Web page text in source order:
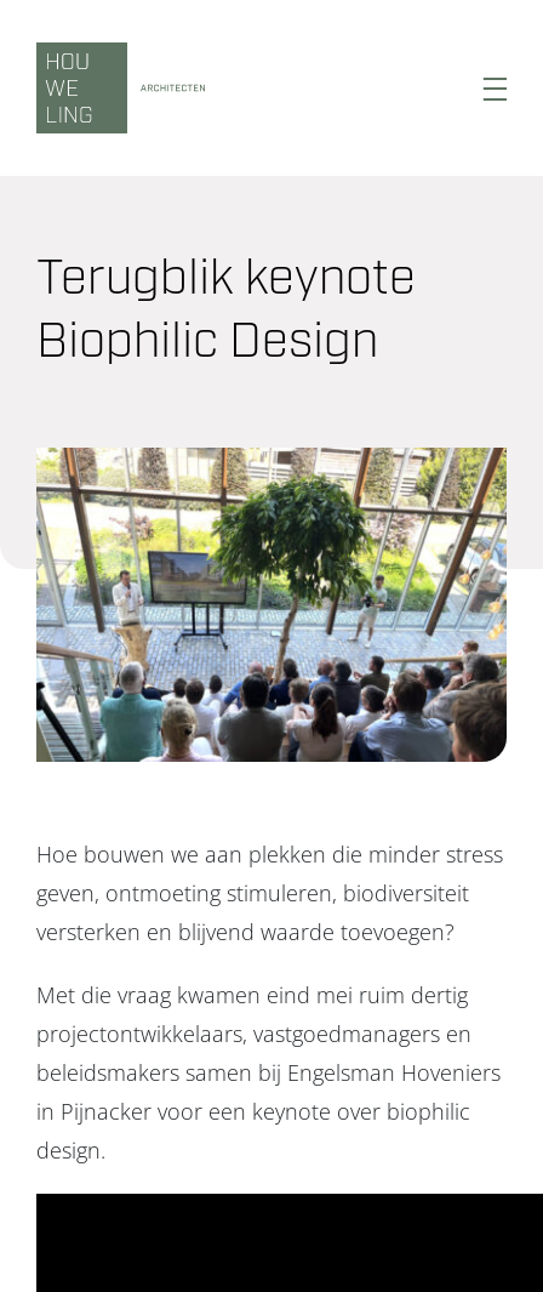
inhoud
Wonen
Werken
Duurzaamheid
Projecten
Over ons
Contact
Terugblik keynote
Biophilic Design
Hoe bouwen we aan plekken die minder stress
geven, ontmoeting stimuleren, biodiversiteit
versterken en blijvend waarde toevoegen?
Met die vraag kwamen eind mei ruim dertig
projectontwikkelaars, vastgoedmanagers en
beleidsmakers samen bij Engelsman Hoveniers
in Pijnacker voor een keynote over biophilic
design.